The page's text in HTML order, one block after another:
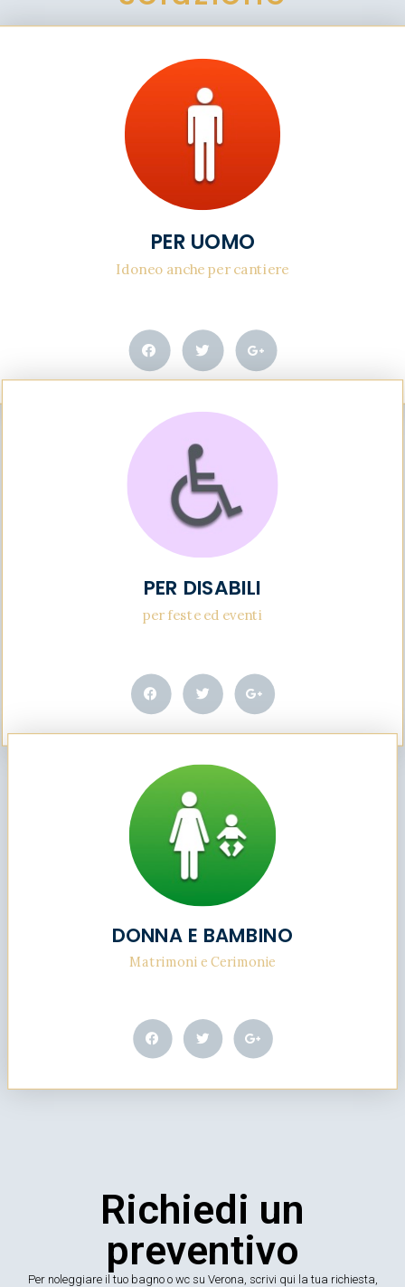
PER UOMO
Idoneo anche per cantiere
PER DISABILI
per feste ed eventi
DONNA E BAMBINO
Matrimoni e Cerimonie
Richiedi un
preventivo
Per noleggiare il tuo bagno o wc su Verona, scrivi qui la tua richiesta,